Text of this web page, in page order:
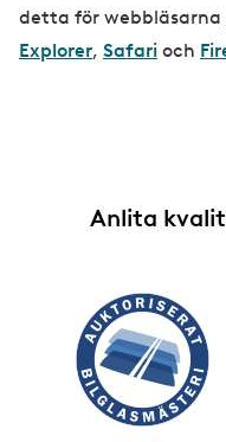
detta för webbläsarna
Explorer, Safari och
Anlita